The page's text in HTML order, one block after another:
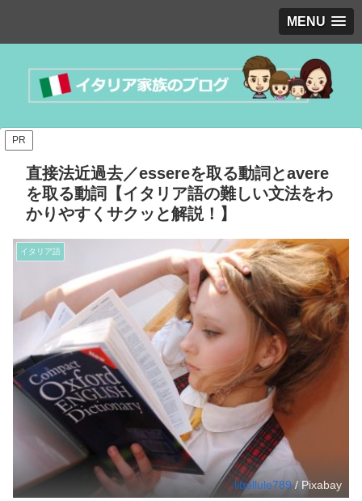
MENU
PR
直接法近過去／essereを取る動詞とavere
を取る動詞【イタリア語の難しい文法をわ
かりやすくサクッと解説！】
イタリア語
libellule789/ Pixabay